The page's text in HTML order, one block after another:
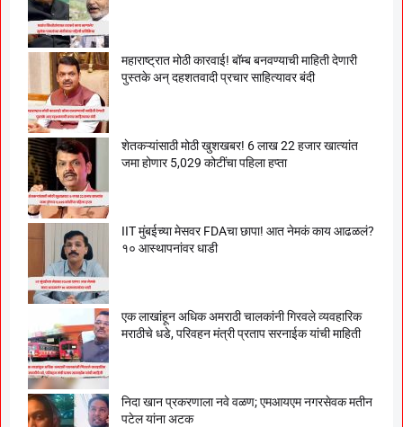
महाराष्ट्रात मोठी कारवाई! बॉम्ब बनवण्याची माहिती देणारी
पुस्तके अन् दहशतवादी प्रचार साहित्यावर बंदी
शेतकऱ्यांसाठी मोठी खुशखबर! 6 लाख 22 हजार खात्यांत
जमा होणार 5,029 कोटींचा पहिला हप्ता
IIT मुंबईच्या मेसवर FDAचा छापा! आत नेमकं काय आढळलं?
१० आस्थापनांवर धाडी
एक लाखांहून अधिक अमराठी चालकांनी गिरवले व्यवहारिक
मराठीचे धडे, परिवहन मंत्री प्रताप सरनाईक यांची माहिती
निदा खान प्रकरणाला नवे वळण; एमआयएम नगरसेवक मतीन
पटेल यांना अटक